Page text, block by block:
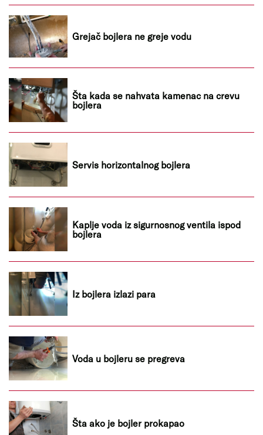
Grejač bojlera ne greje vodu
Šta kada se nahvata kamenac na crevu
bojlera
Servis horizontalnog bojlera
Kaplje voda iz sigurnosnog ventila ispod
bojlera
Iz bojlera izlazi para
Voda u bojleru se pregreva
Šta ako je bojler prokapao